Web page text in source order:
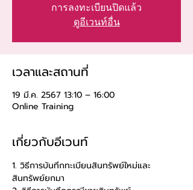
การลงทะเบียนปิดแล้ว
ดูอีเวนท์อื่น
เวลาและสถานที่
19 มี.ค. 2567 13:10 – 16:00
Online Training
เกี่ยวกับอีเวนท์
1. วิธีการบันทึกทะเบียนสินทรัพย์ใหม่และ
สินทรัพย์ยกมา